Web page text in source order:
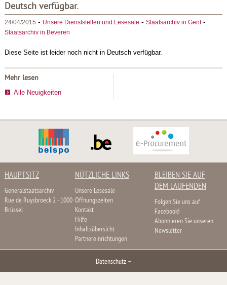
Deutsch verfügbar.
24/04/2015 - Unsere Dienststellen und Lesesäle - Staatsarchiv in Gent-
Staatsarchiv in Beveren
Diese Seite ist leider noch nicht in Deutsch verfügbar.
Mehr lesen
Alle Neuigkeiten
HAUPTSITZ
Generalstaatsarchiv
Rue de Ruysbroeck 2 - 1000
Brüssel
NÜTZLICHE LINKS
Unsere Lesesäle
Öffnungszeiten
Kontakt
Hilfe
Inhaltsübersicht
Partnereinrichtungen
BLEIBEN SIE AUF
DEM LAUFENDEN
Folgen Sie uns auf
Facebook!
Abonnieren Sie unseren
Newsletter
Datenschutz –